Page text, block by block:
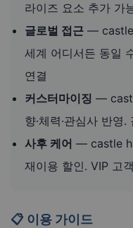
라이즈 요소 추가 가
글로벌 접근 — castle
세계 어디서든 동일
연결
커스터마이징 —
향·체력·관심사 반
사후 케어 — castle h
재이용 할인. VIP 고
📋 이용 가이드